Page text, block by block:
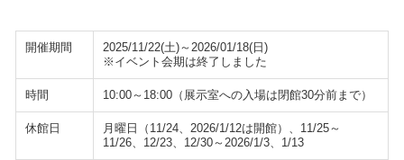
開催期間
2025/11/22(土)～2026/01/18(日)
※イベント会期は終了しました
時間 10:00～18:00（展示室への入場は閉館30分前まで）
休館日
月曜日（11/24、2026/1/12は開館）、11/25～
11/26、12/23、12/30～2026/1/3、1/13